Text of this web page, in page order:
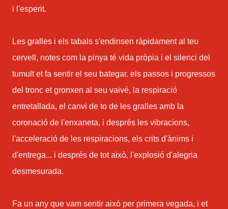
i l'esperit.
Les gralles i els tabals s'endinsen ràpidament al teu
cervell, notes com la pinya té vida pròpia i el silenci del
tumult et fa sentir el seu bategar, els passos i progressos
del tronc et gronxen al seu vaivé, la respiració
entretallada, el canvi de to de les gralles amb la
coronació de l'enxaneta, i després les vibracions,
l'acceleració de les respiracions, els crits d'ànims i
d'entrega... i després de tot això, l'explosió d'alegria
desmesurada.
Fa un any que vam sentir això per primera vegada, i et